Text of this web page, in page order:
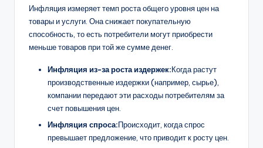
Инфляция измеряет темп роста общего уровня цен на
товары и услуги. Она снижает покупательную
способность, то есть потребители могут приобрести
меньше товаров при той же сумме денег.
Инфляция из-за роста издержек:Когда растут
производственные издержки (например, сырье),
компании передают эти расходы потребителям за
счет повышения цен.
Инфляция спроса:Происходит, когда спрос
превышает предложение, что приводит к росту цен.